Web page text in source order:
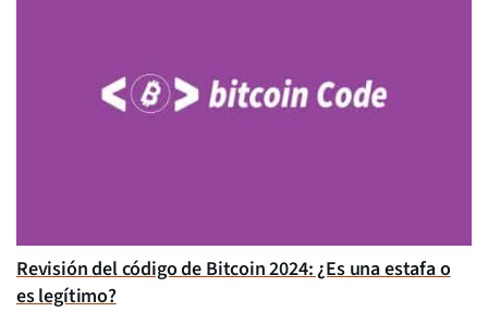
Revisión del código de Bitcoin 2024: ¿Es una estafa o
es legítimo?